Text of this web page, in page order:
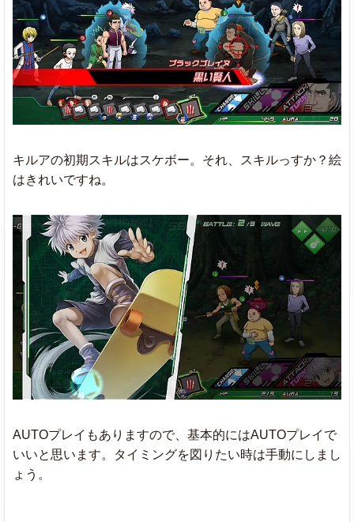
キルアの初期スキルはスケボー。それ、スキルっすか？絵
はきれいですね。
AUTOプレイもありますので、基本的にはAUTOプレイで
いいと思います。タイミングを図りたい時は手動にしまし
ょう。